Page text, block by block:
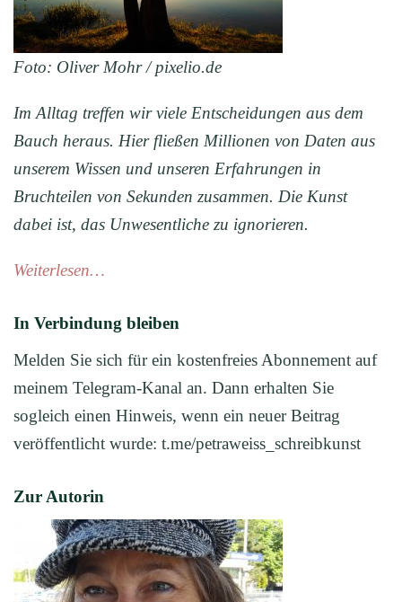
Foto: Oliver Mohr / pixelio.de
Im Alltag treffen wir viele Entscheidungen aus dem
Bauch heraus. Hier fließen Millionen von Daten aus
unserem Wissen und unseren Erfahrungen in
Bruchteilen von Sekunden zusammen. Die Kunst
dabei ist, das Unwesentliche zu ignorieren.
Weiterlesen…
In Verbindung bleiben
Melden Sie sich für ein kostenfreies Abonnement auf
meinem Telegram-Kanal an. Dann erhalten Sie
sogleich einen Hinweis, wenn ein neuer Beitrag
veröffentlicht wurde: t.me/petraweiss_schreibkunst
Zur Autorin